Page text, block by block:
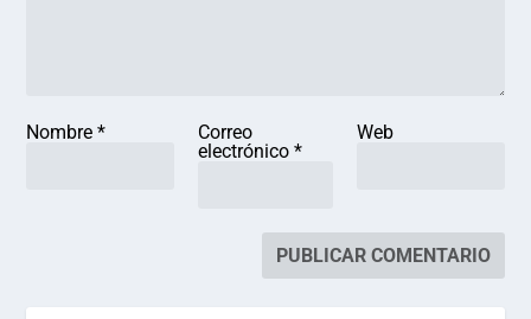
Nombre*
Correo
electrónico *
Web